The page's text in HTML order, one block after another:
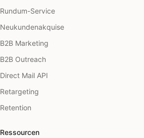
Rundum-Service
Neukundenakquise
B2B Marketing
B2B Outreach
Direct Mail API
Retargeting
Retention
Ressourcen